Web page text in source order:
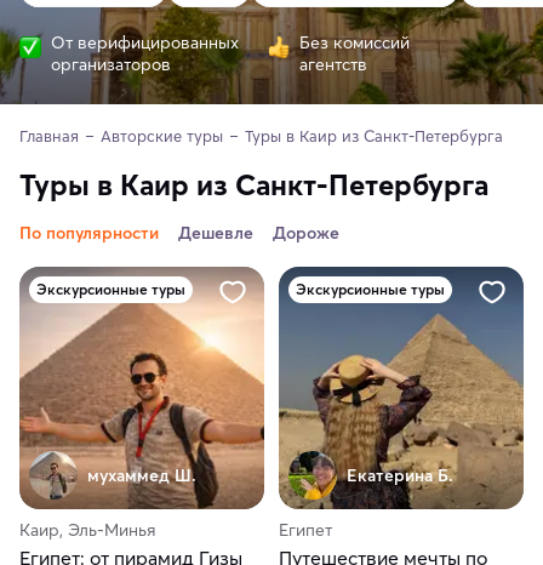
От верифицированных
организаторов
Без комиссий
агентств
Главная Авторские туры Туры в Каир из Санкт-Петербурга
Туры в Каир из Санкт-Петербурга
По популярности Дешевле Дороже
Экскурсионные туры
мухаммед Ш.
Каир, Эль-Минья
Египет: от пирамид Гизы
Экскурсионные туры
Екатерина Б.
Египет
Путешествие мечты по